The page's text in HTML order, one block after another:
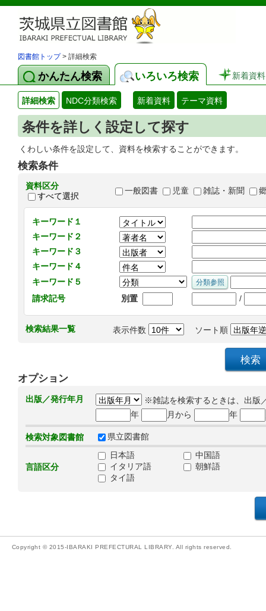
図書館トップ> 詳細検索
かんたん検索 いろいろ検索 新着資料
詳細検索 NDC分類検索 新着資料 テーマ資料
条件を詳しく設定して探す
くわしい条件を設定して、資料を検索することができます。
検索条件
資料区分
すべて選択
一般図書 児童 雑誌・新聞
キーワード１
キーワード２
キーワード３
キーワード４
キーワード５
請求記号
別置 /
検索結果一覧 表示件数 ソート順
オプション
出版／発行年月
※雑誌を検索するときは、出版
年
月から 年
検索対象図書館 県立図書館
言語区分
日本語
中国語
イタリア語
朝鮮語
タイ語
Copyright © 2015-IBARAKI PREFECTURAL LIBRARY. All rights reserved.